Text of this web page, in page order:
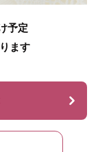
予定
ます